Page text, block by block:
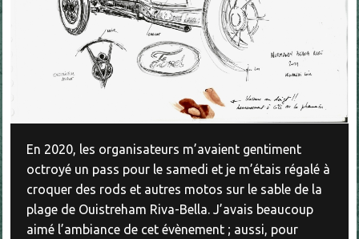
En 2020, les organisateurs m’avaient gentiment
octroyé un pass pour le samedi et je m’étais régalé à
croquer des rods et autres motos sur le sable de la
plage de Ouistreham Riva-Bella. J’avais beaucoup
aimé l’ambiance de cet évènement ; aussi, pour